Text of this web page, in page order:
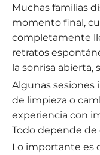
Muchas familias
momento final,
completamente
retratos
la sonrisa
Algunas
de limpieza o
experiencia con
Todo depende de
Lo importante es